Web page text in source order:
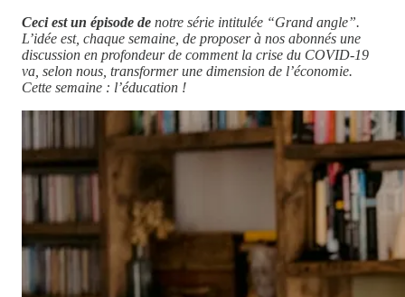
Ceci est un épisode de notre série intitulée “Grand angle”.
L’idée est, chaque semaine, de proposer à nos abonnés une
discussion en profondeur de comment la crise du COVID-19
va, selon nous, transformer une dimension de l’économie.
Cette semaine : l’éducation !